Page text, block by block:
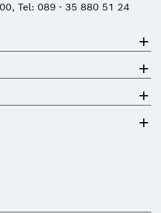
Tel: 089 - 35 880 51 24